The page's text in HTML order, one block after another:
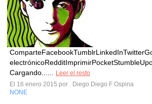
Cargando......
Leer el resto
El 16 enero 2015 por
Diego Diego F Ospina
NONE